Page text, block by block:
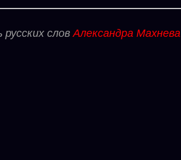
словАлександра Махнева